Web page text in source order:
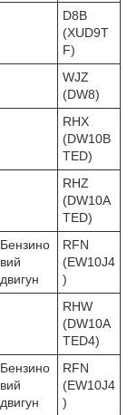
D8B
(XUD9T
F)
WJZ
(DW8)
RHX
(DW10B
TED)
RHZ
(DW10A
TED)
Бензино
вий
двигун
RFN
(EW10J4
)
RHW
(DW10A
TED4)
Бензино
вий
двигун
RFN
(EW10J4
)